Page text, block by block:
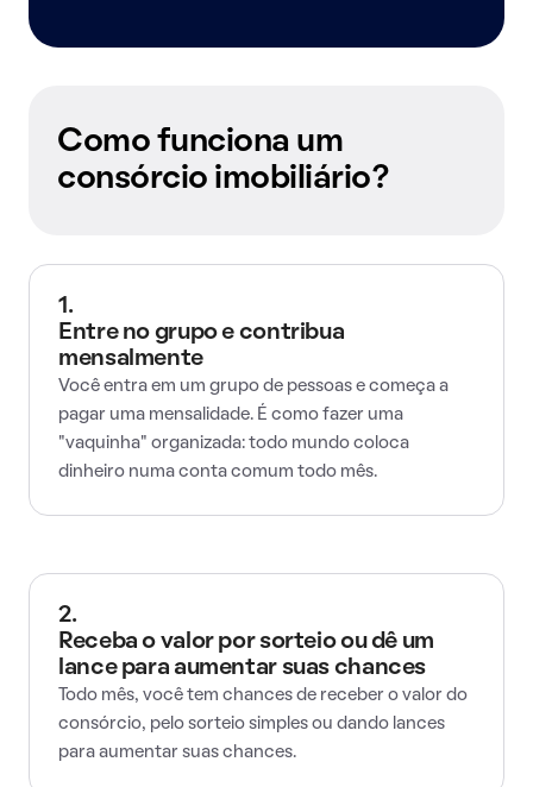
Como funciona um
consórcio imobiliário?
1.
Entre no grupo e contribua
mensalmente
Você entra em um grupo de pessoas e começa a
pagar uma mensalidade. É como fazer uma
"vaquinha" organizada: todo mundo coloca
dinheiro numa conta comum todo mês.
2.
Receba o valor por sorteio ou dê um
lance para aumentar suas chances
Todo mês, você tem chances de receber o valor do
consórcio, pelo sorteio simples ou dando lances
para aumentar suas chances.